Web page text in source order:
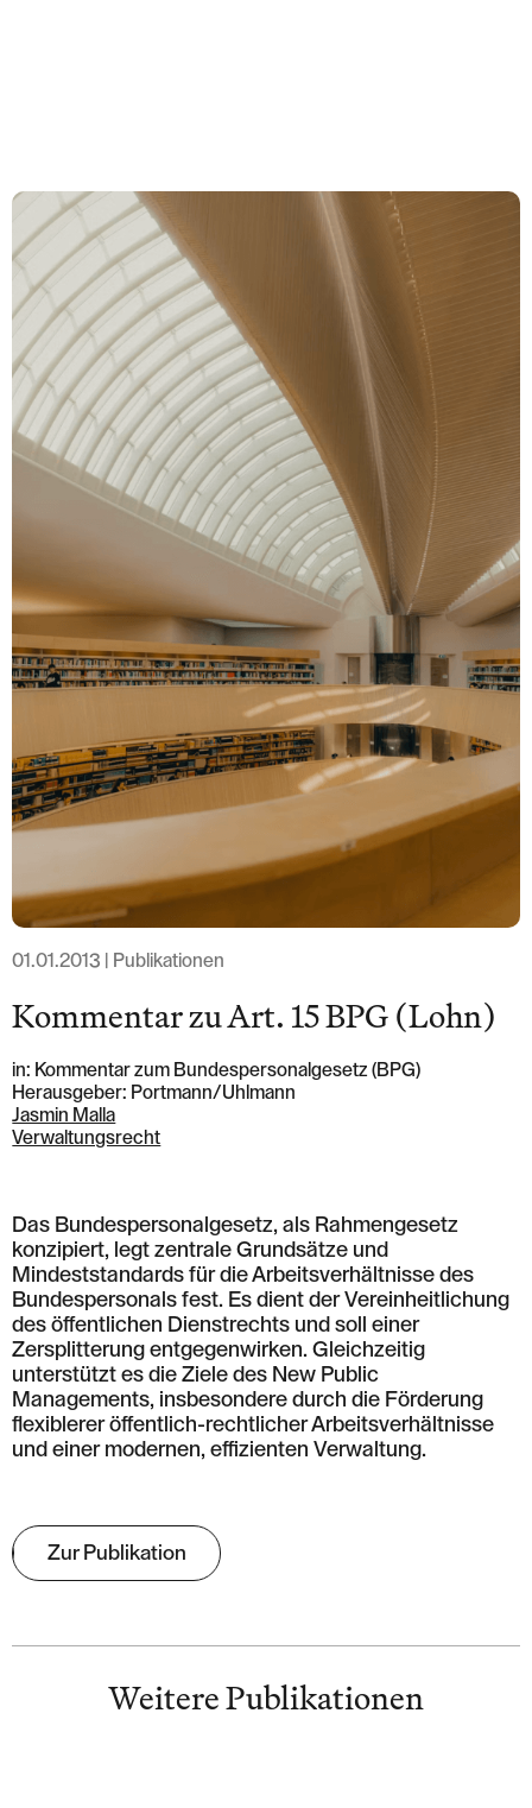
Team
News & Insights
About us
Career
Contact Zurich
Löwenstrasse 1
M: zh@barandun-law.ch
Contact Zug
Bahnhofstrasse 17
6300 Zug
T: +41 41 349 56 56
M: zg@barandun-law.ch
DATA PROTECTIONLINKEDIN
01.01.2013 | Publikationen
Kommentar zu Art. 15 BPG (Lohn)
in: Kommentar zum Bundespersonalgesetz (BPG)
Herausgeber: Portmann/Uhlmann
Jasmin Malla
Verwaltungsrecht
Das Bundespersonalgesetz, als Rahmengesetz
konzipiert, legt zentrale Grundsätze und
Mindeststandards für die Arbeitsverhältnisse des
Bundespersonals fest. Es dient der Vereinheitlichung
des öffentlichen Dienstrechts und soll einer
Zersplitterung entgegenwirken. Gleichzeitig
unterstützt es die Ziele des New Public
Managements, insbesondere durch die Förderung
flexiblerer öffentlich-rechtlicher Arbeitsverhältnisse
und einer modernen, effizienten Verwaltung.
Zur Publikation
Weitere Publikationen